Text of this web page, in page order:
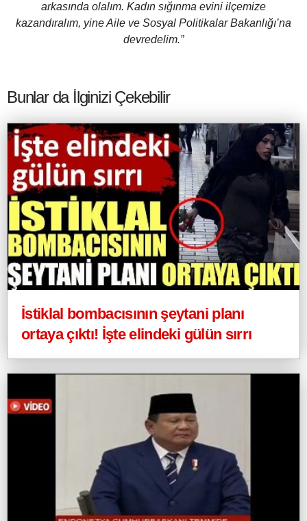
arkasında olalım. Kadın sığınma evini ilçemize
kazandıralım, yine Aile ve Sosyal Politikalar Bakanlığı’na
devredelim.”
Bunlar da İlginizi Çekebilir
İstiklal bombacısının şeytani planı
ortaya çıktı! İşte elindeki gülün sırrı